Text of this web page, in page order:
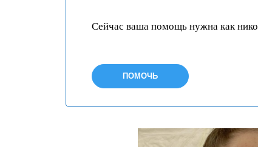
Сейчас ваша помощь нужна как
ПОМОЧЬ